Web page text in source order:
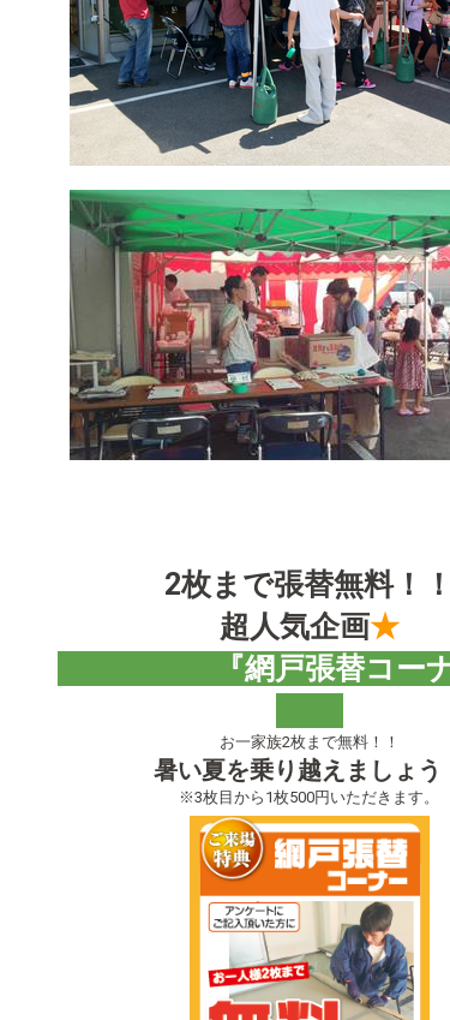
2枚まで張替無料！！
超人気企画★
『網戸張替コーナ
お一家族2枚まで無料！！
暑い夏を乗り越えましょう！
※3枚目から1枚500円いただきます。